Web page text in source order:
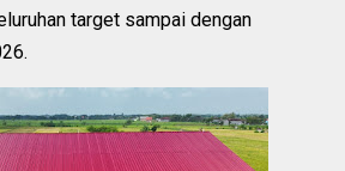
target sampai dengan